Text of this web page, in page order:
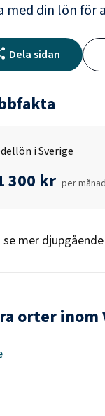
med din lön
Dela sidan
i Sverige
300 kr per månad
se mer
orter inom